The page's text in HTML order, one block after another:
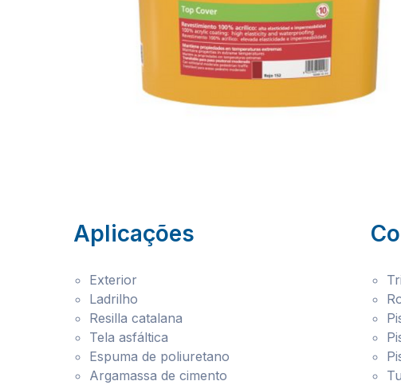
Aplicações
Exterior
Ladrilho
Resilla catalana
Tela asfáltica
Espuma de poliuretano
Argamassa de cimento